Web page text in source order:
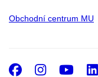
Obchodní centrum MU
Facebook